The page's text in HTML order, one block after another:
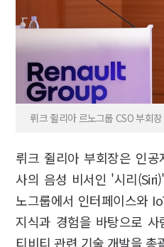
뤼크 쥘리아 르노그룹 CSO 부회
뤼크 쥘리아 부회장은 인
사의 음성 비서인 '시리
노그룹에서 인터페이스와
지식과 경험을 바탕으로
티비티 관련 기술 개발을 총